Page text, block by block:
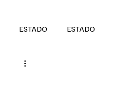
ESTADO ESTADO